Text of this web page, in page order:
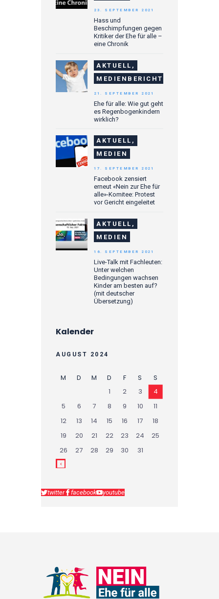
Hass und
Beschimpfungen gegen
Kritiker der Ehe für alle –
eine Chronik
23. SEPTEMBER 2021
AKTUELL,
MEDIENBERICHTE
Ehe für alle: Wie gut geht
es Regenbogenkindern
wirklich?
21. SEPTEMBER 2021
AKTUELL,
MEDIEN
Facebook zensiert
erneut «Nein zur Ehe für
alle»-Komitee: Protest
vor Gericht eingeleitet
17. SEPTEMBER 2021
AKTUELL,
MEDIEN
Live-Talk mit Fachleuten:
Unter welchen
Bedingungen wachsen
Kinder am besten auf?
(mit deutscher
Übersetzung)
16. SEPTEMBER 2021
Kalender
AUGUST 2024
M D M D F S
S
1
2 3
4
5
6 7 8 9 10
11
12
13 14 15 16 17
18
19
20 21 22 23 24
25
26
27 28 29 30 31
twitter facebook youtube